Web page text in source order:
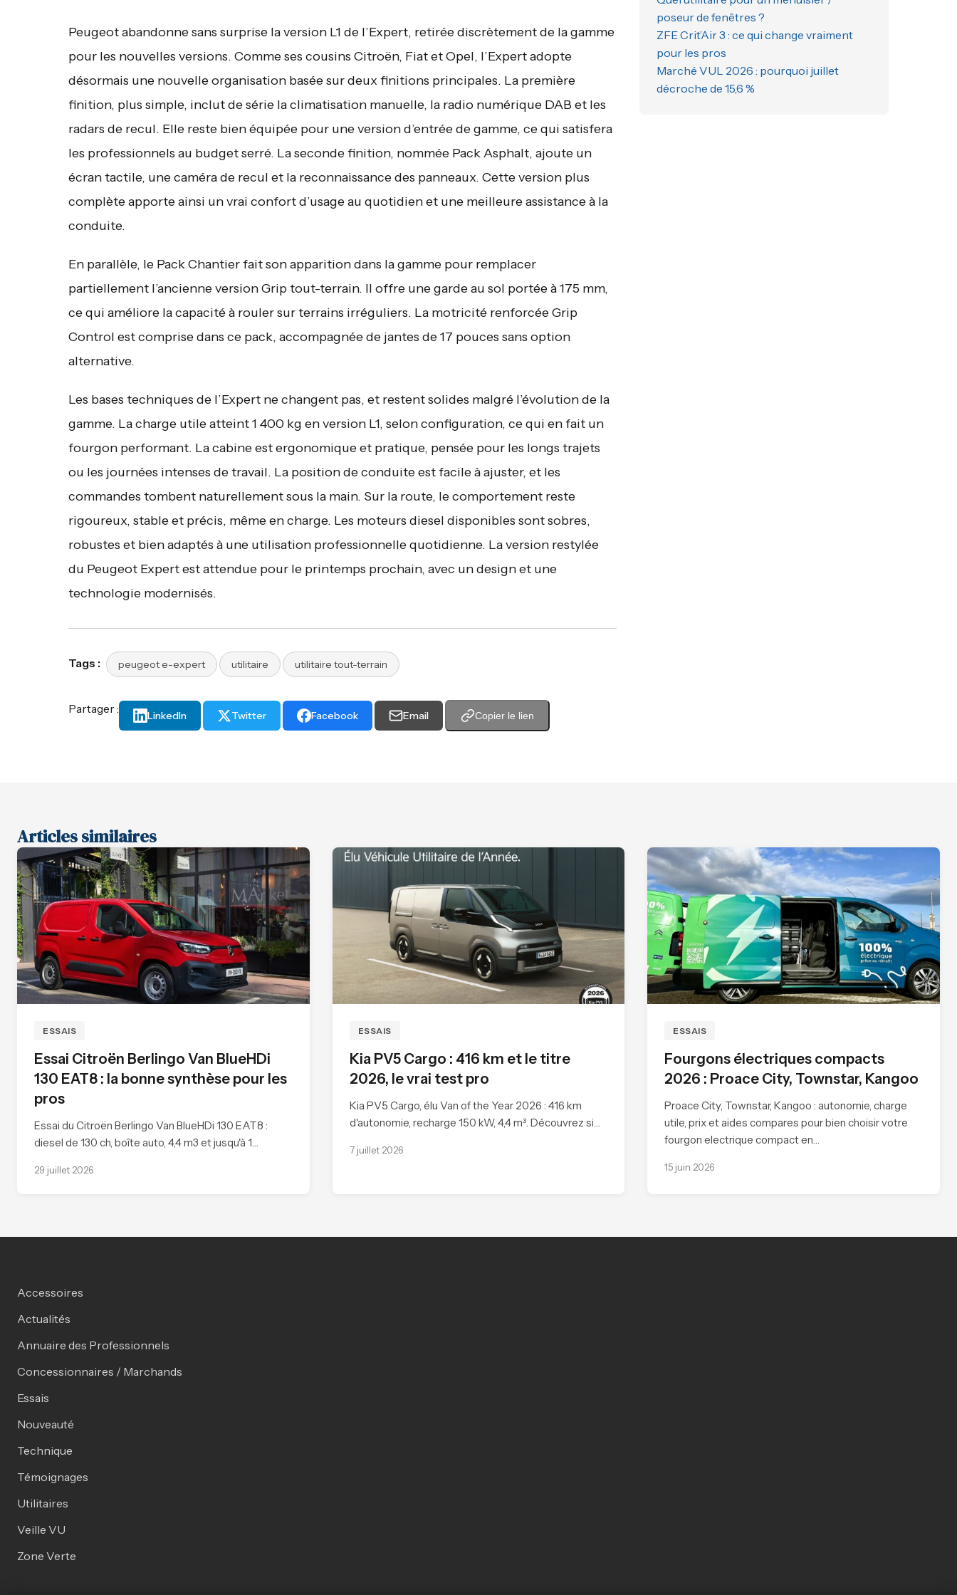
Peugeot abandonne sans surprise la version L1 de l’Expert, retirée discrètement de la gamme
pour les nouvelles versions. Comme ses cousins Citroën, Fiat et Opel, l’Expert adopte
désormais une nouvelle organisation basée sur deux finitions principales. La première
finition, plus simple, inclut de série la climatisation manuelle, la radio numérique DAB et les
radars de recul. Elle reste bien équipée pour une version d’entrée de gamme, ce qui satisfera
les professionnels au budget serré. La seconde finition, nommée Pack Asphalt, ajoute un
écran tactile, une caméra de recul et la reconnaissance des panneaux. Cette version plus
complète apporte ainsi un vrai confort d’usage au quotidien et une meilleure assistance à la
conduite.
En parallèle, le Pack Chantier fait son apparition dans la gamme pour remplacer
partiellement l’ancienne version Grip tout-terrain. Il offre une garde au sol portée à 175 mm,
ce qui améliore la capacité à rouler sur terrains irréguliers. La motricité renforcée Grip
Control est comprise dans ce pack, accompagnée de jantes de 17 pouces sans option
alternative.
Les bases techniques de l’Expert ne changent pas, et restent solides malgré l’évolution de la
gamme. La charge utile atteint 1 400 kg en version L1, selon configuration, ce qui en fait un
fourgon performant. La cabine est ergonomique et pratique, pensée pour les longs trajets
ou les journées intenses de travail. La position de conduite est facile à ajuster, et les
commandes tombent naturellement sous la main. Sur la route, le comportement reste
rigoureux, stable et précis, même en charge. Les moteurs diesel disponibles sont sobres,
robustes et bien adaptés à une utilisation professionnelle quotidienne. La version restylée
du Peugeot Expert est attendue pour le printemps prochain, avec un design et une
technologie modernisés.
Tags : peugeot e-expert utilitaire utilitaire tout-terrain
Partager : LinkedIn Twitter Facebook Email Copier le lien
poseur de fenêtres ?
ZFE Crit’Air 3 : ce qui change vraiment
pour les pros
Marché VUL 2026 : pourquoi juillet
décroche de 15,6 %
Articles similaires
ESSAIS
Essai Citroën Berlingo Van BlueHDi
130 EAT8 : la bonne synthèse pour les
pros
Essai du Citroën Berlingo Van BlueHDi 130 EAT8 :
diesel de 130 ch, boîte auto, 4,4 m3 et jusqu'à 1…
29 juillet 2026
ESSAIS
Kia PV5 Cargo : 416 km et le titre
2026, le vrai test pro
Kia PV5 Cargo, élu Van of the Year 2026 : 416 km
d'autonomie, recharge 150 kW, 4,4 m³. Découvrez si…
7 juillet 2026
ESSAIS
Fourgons électriques compacts
2026 : Proace City, Townstar, Kangoo
Proace City, Townstar, Kangoo : autonomie, charge
utile, prix et aides compares pour bien choisir votre
fourgon electrique compact en…
15 juin 2026
Accessoires
Actualités
Annuaire des Professionnels
Concessionnaires / Marchands
Essais
Nouveauté
Technique
Témoignages
Utilitaires
Veille VU
Zone Verte